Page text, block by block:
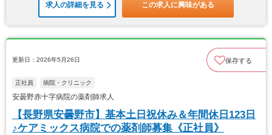
求人の詳細を見る この求人に興味がある
更新日：2026年5月26日 保存する
正社員 病院・クリニック
安曇野赤十字病院の薬剤師求人
【長野県安曇野市】基本土日祝休み＆年間休日123日
♪ケアミックス病院での薬剤師募集《正社員》